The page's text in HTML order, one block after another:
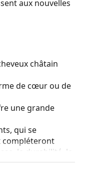
aux nouvelles
châtain
de cœur ou de
une grande
qui se
compléteront
la durabilité, le
Ce type
optique.